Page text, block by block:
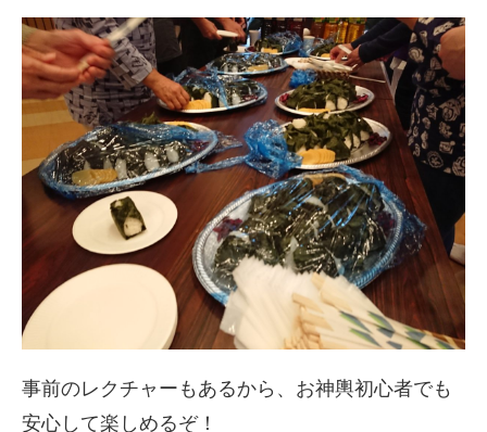
事前のレクチャーもあるから、お神輿初心者でも
安心して楽しめるぞ！